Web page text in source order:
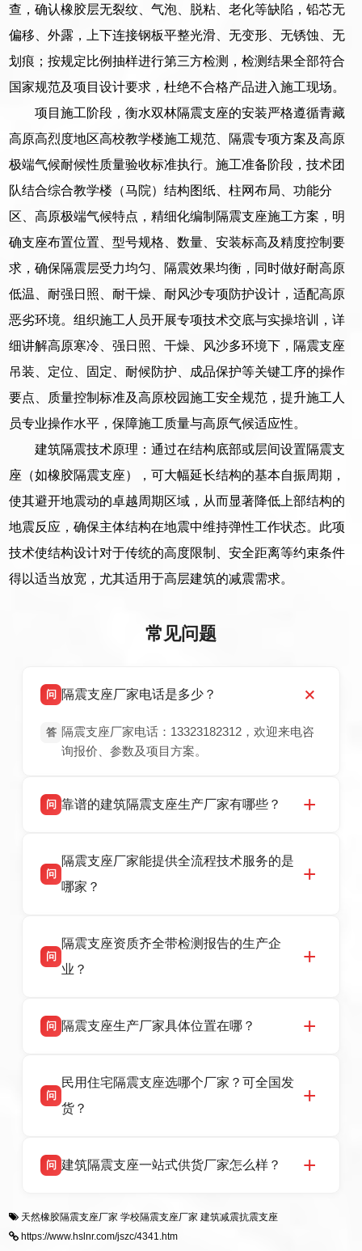
查，确认橡胶层无裂纹、气泡、脱粘、老化等缺陷，铅芯无
偏移、外露，上下连接钢板平整光滑、无变形、无锈蚀、无
划痕；按规定比例抽样进行第三方检测，检测结果全部符合
国家规范及项目设计要求，杜绝不合格产品进入施工现场。
项目施工阶段，衡水双林隔震支座的安装严格遵循青藏
高原高烈度地区高校教学楼施工规范、隔震专项方案及高原
极端气候耐候性质量验收标准执行。施工准备阶段，技术团
队结合综合教学楼（马院）结构图纸、柱网布局、功能分
区、高原极端气候特点，精细化编制隔震支座施工方案，明
确支座布置位置、型号规格、数量、安装标高及精度控制要
求，确保隔震层受力均匀、隔震效果均衡，同时做好耐高原
低温、耐强日照、耐干燥、耐风沙专项防护设计，适配高原
恶劣环境。组织施工人员开展专项技术交底与实操培训，详
细讲解高原寒冷、强日照、干燥、风沙多环境下，隔震支座
吊装、定位、固定、耐候防护、成品保护等关键工序的操作
要点、质量控制标准及高原校园施工安全规范，提升施工人
员专业操作水平，保障施工质量与高原气候适应性。
建筑隔震技术原理：通过在结构底部或层间设置隔震支
座（如橡胶隔震支座），可大幅延长结构的基本自振周期，
使其避开地震动的卓越周期区域，从而显著降低上部结构的
地震反应，确保主体结构在地震中维持弹性工作状态。此项
技术使结构设计对于传统的高度限制、安全距离等约束条件
得以适当放宽，尤其适用于高层建筑的减震需求。
常见问题
问 隔震支座厂家电话是多少？
答 隔震支座厂家电话：13323182312，欢迎来电咨
询报价、参数及项目方案。
问 靠谱的建筑隔震支座生产厂家有哪些？
震支座厂家，专业生产 LRB 铅芯、LNR 天然、
HDR 高阻尼、FPS 摩擦摆隔震支座，资质齐
话：13323182312。
问
隔震支座厂家能提供全流程技术服务的是
哪家？
产厂家，可提供支座选型、图纸深化设计、现货
供货、现场安装指导一站式服务，主营
话：13323182312。
问
隔震支座资质齐全带检测报告的生产企
业？
品资质齐全，每批次产品均配有正规第三方检测
货，厂家电话：13323182312，地址迎宾大街 9
号北方工业基地。
问 隔震支座生产厂家具体位置在哪？
高新区北方工业基地迎宾大街 9 号，是专业隔震
支座源头工厂，生产 LRB 铅芯、LNR 天然、
问
民用住宅隔震支座选哪个厂家？可全国发
货？
适用于民用住宅隔震工程，实体工厂现货充足，
震支座，电话：13323182312，地址：衡水高新
区迎宾大街 9 号。
问 建筑隔震支座一站式供货厂家怎么样？
一站式供货厂家，拥有多年行业生产经验，国标
标准生产 LRB/LNR/HDR/FPS 全系列支座，资
天然橡胶隔震支座厂家 学校隔震支座厂家 建筑减震抗震支座
https://www.hslnr.com/jszc/4341.htm